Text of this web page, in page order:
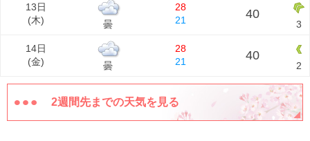
13日
(木) 曇
28
21
40
3
14日
(金) 曇
28
21
40
2
2週間先までの天気を見る